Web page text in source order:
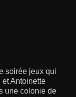
soirée jeux qui
Antoinette
une colonie de